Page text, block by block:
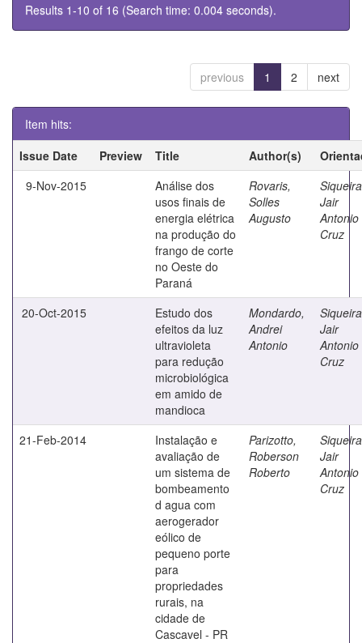
Results 1-10 of 16 (Search time: 0.004 seconds).
previous 1 2 next
Item hits:
Issue Date
Preview Title Author(s)
9-Nov-2015
Análise dos
usos finais de
energia elétrica
na produção do
frango de corte
no Oeste do
Paraná
Rovaris,
Solles
Augusto
Jair
Antonio
Cruz
20-Oct-2015
Estudo dos
efeitos da luz
ultravioleta
para redução
microbiológica
em amido de
mandioca
Mondardo,
Andrei
Antonio
Jair
Antonio
Cruz
21-Feb-2014
Instalação e
avaliação de
um sistema de
bombeamento
d agua com
aerogerador
eólico de
pequeno porte
para
propriedades
rurais, na
cidade de
Cascavel - PR
Parizotto,
Roberson
Roberto
Jair
Antonio
Cruz